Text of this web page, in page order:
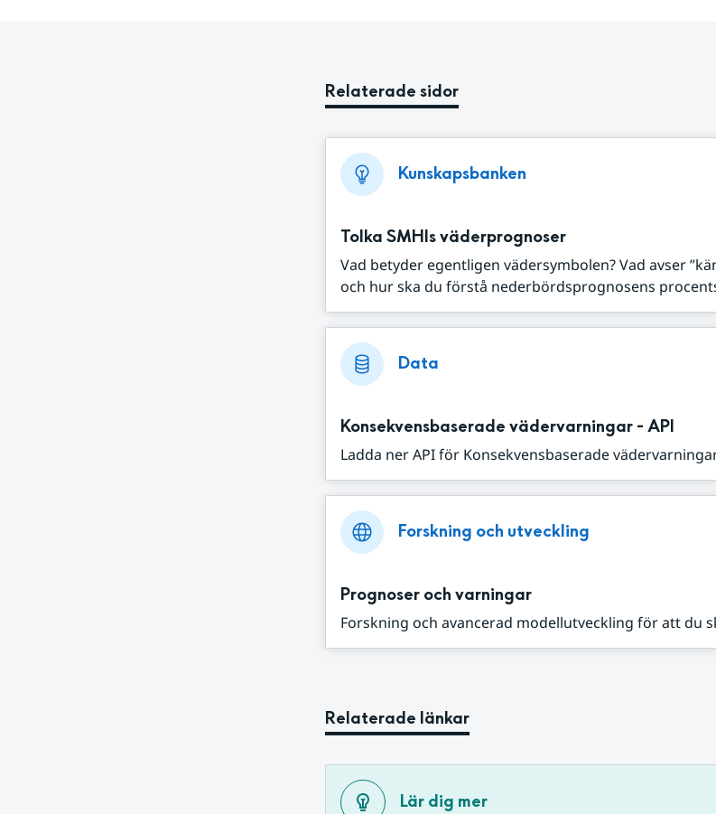
Relaterade sidor
Kunskapsbanken
Tolka SMHIs väderprognoser
Vad betyder egentligen vädersymbolen? Vad avser
och hur ska du förstå nederbördsprognosens
Data
Konsekvensbaserade vädervarningar - API
Ladda ner API för Konsekvensbaserade
Forskning och utveckling
Prognoser och varningar
Forskning och avancerad modellutveckling för att du
Relaterade länkar
Lär dig mer